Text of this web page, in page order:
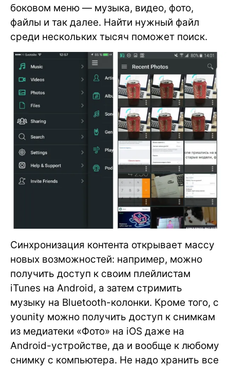
боковом меню — музыка, видео, фото,
файлы и так далее. Найти нужный файл
среди нескольких тысяч поможет поиск.
Синхронизация контента открывает массу
новых возможностей: например, можно
получить доступ к своим плейлистам
iTunes на Android, а затем стримить
музыку на Bluetooth-колонки. Кроме того, с
younity можно получить доступ к снимкам
из медиатеки «Фото» на iOS даже на
Android-устройстве, да и вообще к любому
снимку с компьютера. Не надо хранить все